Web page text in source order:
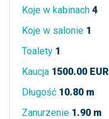
Koje w kabinach 4
Koje w salonie 1
Toalety 1
Kaucja 1500.00 EUR
Długość 10.80 m
Zanurzenie 1.90 m